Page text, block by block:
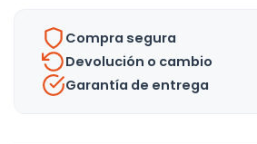
cantidadCompra segura
Devolución o cambio
Garantía de entrega